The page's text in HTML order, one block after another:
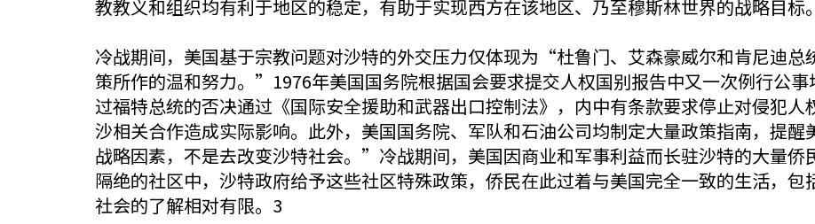
教教义和组织均有利于地区的稳定，有助于实现西方在该地区、乃至穆斯林世界的战略目标。
冷战期间，美国基于宗教问题对沙特的外交压力仅体现为“杜鲁门、艾森豪威尔和肯尼迪总
策所作的温和努力。”1976年美国国务院根据国会要求提交人权国别报告中又一次例行公
过福特总统的否决通过《国际安全援助和武器出口控制法》，内中有条款要求停止对侵犯
沙相关合作造成实际影响。此外，美国国务院、军队和石油公司均制定大量政策指南，提
战略因素，不是去改变沙特社会。”冷战期间，美国因商业和军事利益而长驻沙特的大量侨
隔绝的社区中，沙特政府给予这些社区特殊政策，侨民在此过着与美国完全一致的生活，
社会的了解相对有限。3